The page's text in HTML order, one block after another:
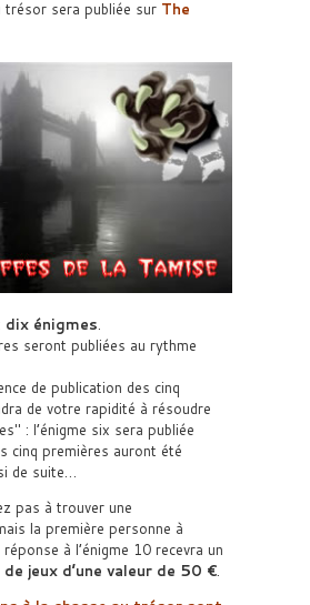
trésor sera publiée sur The
dix énigmes.
seront publiées au rythme
de publication des cinq
de votre rapidité à résoudre
: l’énigme six sera publiée
cinq premières auront été
de suite…
pas à trouver une
la première personne à
à l’énigme 10 recevra un
jeux d’une valeur de 50 €.